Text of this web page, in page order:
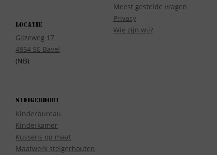
Locatie
Gilzeweg 17
4854 SE Bavel
(NB)
Meest gestelde vragen
Privacy
Wie zijn wij?
Steigerhout
Kinderbureau
Kinderkamer
Kussens op maat
Maatwerk steigerhouten